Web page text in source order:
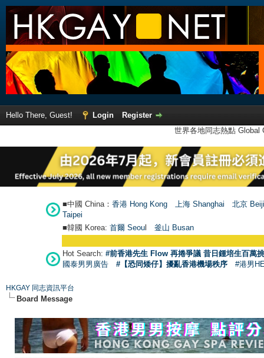
Hello There, Guest! Login
Register
世界各地同志熱點
■中國 China： 香港 Hong Kong 上海 Shanghai
北京
Taipei
■韓國 Korea: 首爾 Seoul 釜山 Busan
Hot Search: #前香港先生 Flow 再捲爭議 昔日鍾培生百萬
國泰男男廣告
#【恐同矮仔】擾亂香港機場秩序 #港男
HKGAY 同志資訊平台
Board Message